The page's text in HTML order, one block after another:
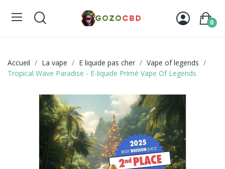
0
Accueil La vape E liquide pas cher
Vape of legends
Tropical Wave Paradise - E-liquide Primé Vape Of Legends